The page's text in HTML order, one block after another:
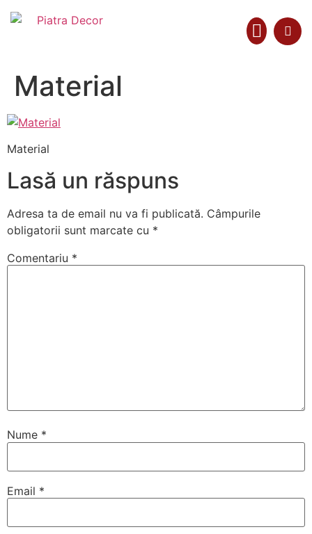
Material
Material
Lasă un răspuns
Adresa ta de email nu va fi publicată. Câmpurile
obligatorii sunt marcate cu *
Comentariu *
Nume *
Email *